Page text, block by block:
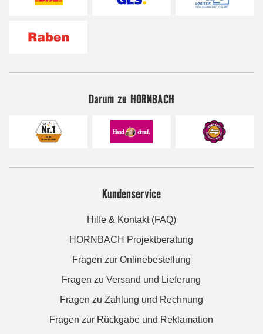
Darum zu HORNBACH
Kundenservice
Hilfe & Kontakt (FAQ)
HORNBACH Projektberatung
Fragen zur Onlinebestellung
Fragen zu Versand und Lieferung
Fragen zu Zahlung und Rechnung
Fragen zur Rückgabe und Reklamation